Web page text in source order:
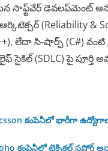
సాఫ్ట్‌వేర్ డెవలప్‌మెంట్
(Reliability &
లేదా సి-షార్ప్ (C#)
సైకిల్ (SDLC) పై
కంపెనీలో భారీగా
కంపెనీలో టెక్నికల్ సపోర్ట్